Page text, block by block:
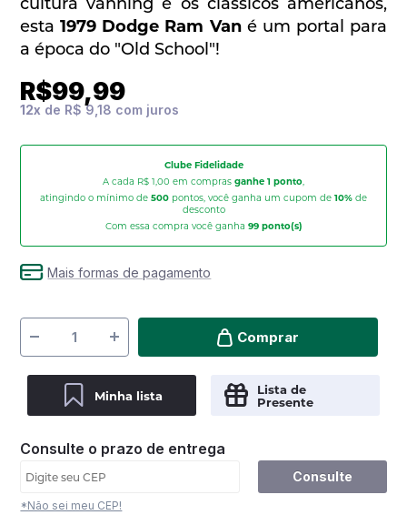
esta1979 Dodge Ram Vané um portal para
a época do "Old School"!
R$99,99
12x de R$ 9,18
Clube Fidelidade
A cada R$ 1,00 em compras ganhe 1 ponto,
atingindo o mínimo de 500 pontos, você ganha um cupom de 10% de
desconto
Com essa compra você ganha 99ponto(s)
Mais formas de pagamento
Comprar
Minha lista
Lista de
Presente
Consulte o prazo de entrega
Consulte
*Não sei meu CEP!